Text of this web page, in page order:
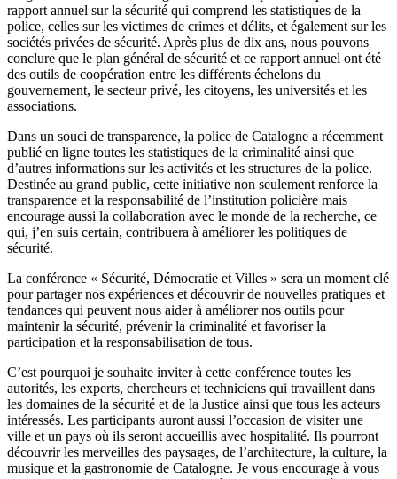
rapport annuel sur la sécurité qui comprend les statistiques de la
police, celles sur les victimes de crimes et délits, et également sur les
sociétés privées de sécurité. Après plus de dix ans, nous pouvons
conclure que le plan général de sécurité et ce rapport annuel ont été
des outils de coopération entre les différents échelons du
gouvernement, le secteur privé, les citoyens, les universités et les
associations.
Dans un souci de transparence, la police de Catalogne a récemment
publié en ligne toutes les statistiques de la criminalité ainsi que
d’autres informations sur les activités et les structures de la police.
Destinée au grand public, cette initiative non seulement renforce la
transparence et la responsabilité de l’institution policière mais
encourage aussi la collaboration avec le monde de la recherche, ce
qui, j’en suis certain, contribuera à améliorer les politiques de
sécurité.
La conférence « Sécurité, Démocratie et Villes » sera un moment clé
pour partager nos expériences et découvrir de nouvelles pratiques et
tendances qui peuvent nous aider à améliorer nos outils pour
maintenir la sécurité, prévenir la criminalité et favoriser la
participation et la responsabilisation de tous.
C’est pourquoi je souhaite inviter à cette conférence toutes les
autorités, les experts, chercheurs et techniciens qui travaillent dans
les domaines de la sécurité et de la Justice ainsi que tous les acteurs
intéressés. Les participants auront aussi l’occasion de visiter une
ville et un pays où ils seront accueillis avec hospitalité. Ils pourront
découvrir les merveilles des paysages, de l’architecture, la culture, la
musique et la gastronomie de Catalogne. Je vous encourage à vous